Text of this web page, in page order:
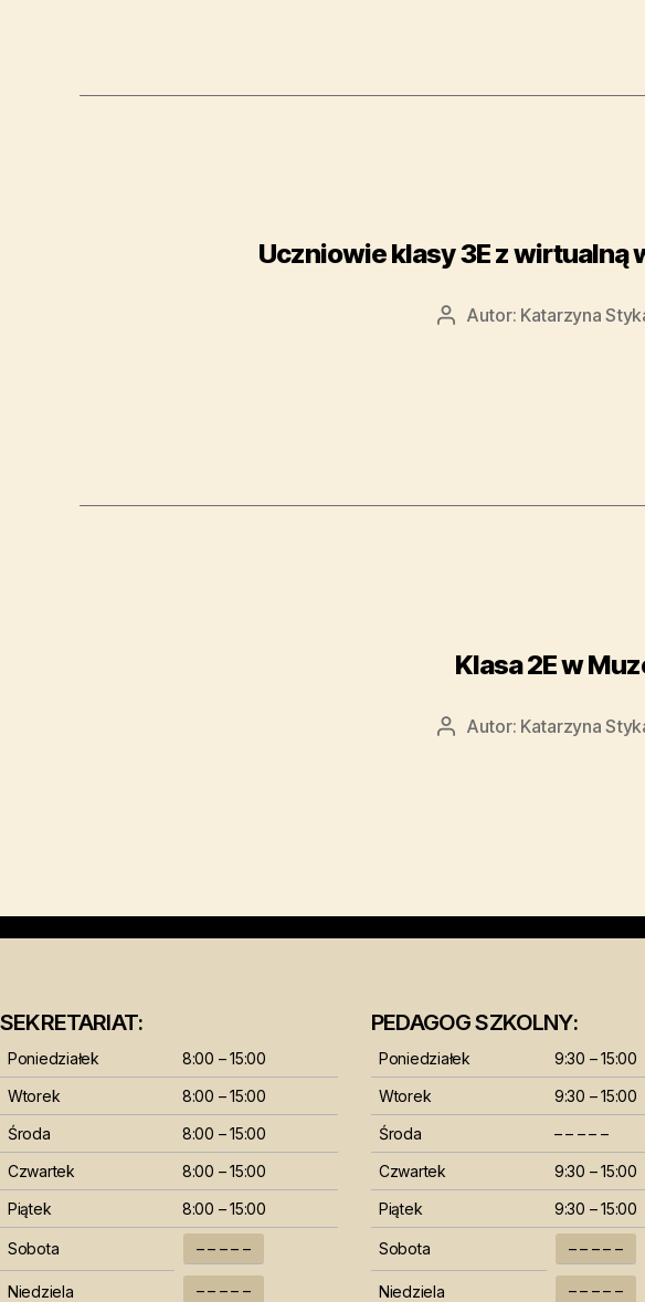
Uczniowie klasy 3E z wirtualną
Autor: Katarzyna
Klasa 2E w
Autor: Katarzyna
SEKRETARIAT:
Poniedziałek
8:00 – 15:00
Wtorek
8:00 – 15:00
Środa
8:00 – 15:00
Czwartek
8:00 – 15:00
Piątek
8:00 – 15:00
Sobota – – – – –
Niedziela – – – – –
PEDAGOG SZKOLNY:
Poniedziałek
9:30 – 15:00
Wtorek
9:30 – 15:00
Środa
– – – – –
Czwartek
9:30 – 15:00
Piątek
9:30 – 15:00
Sobota – – – – –
Niedziela – – – – –